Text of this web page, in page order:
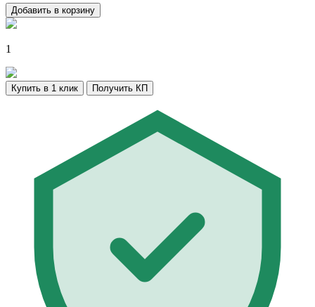
Добавить в корзину
1
Купить в 1 клик Получить КП